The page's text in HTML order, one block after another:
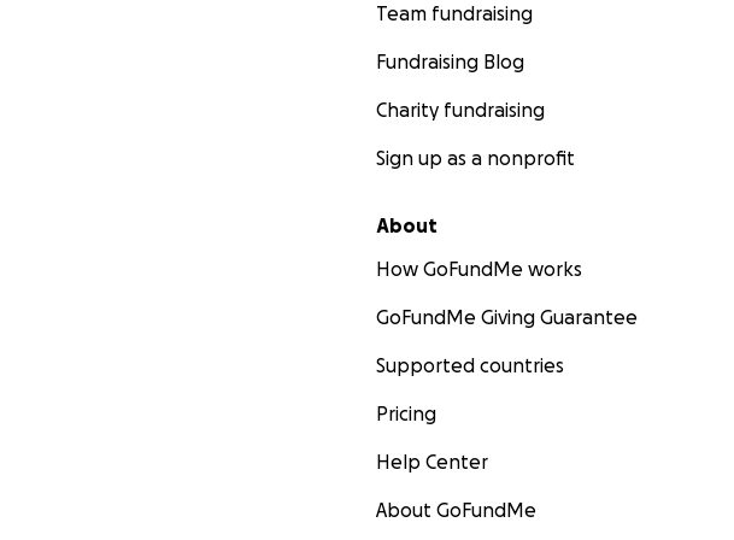
Team fundraising
Fundraising Blog
Charity fundraising
Sign up as a nonprofit
About
How GoFundMe works
GoFundMe Giving Guarantee
Supported countries
Pricing
Help Center
About GoFundMe